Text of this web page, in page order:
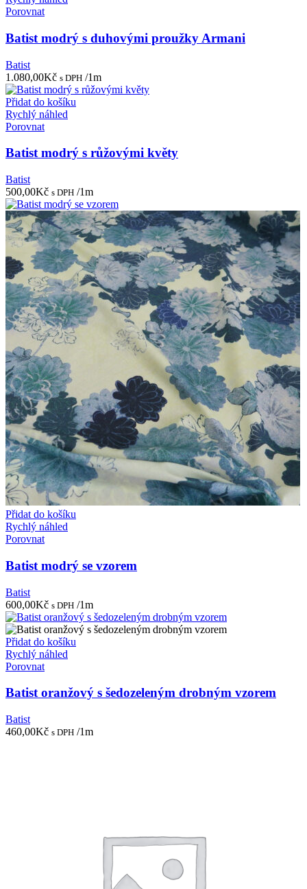
Porovnat
Batist modrý s duhovými proužky Armani
Batist
1.080,00Kč s DPH /1m
Přidat do košíku
Rychlý náhled
Porovnat
Batist modrý s růžovými květy
Batist
500,00Kč s DPH /1m
Přidat do košíku
Rychlý náhled
Porovnat
Batist modrý se vzorem
Batist
600,00Kč s DPH /1m
Přidat do košíku
Rychlý náhled
Porovnat
Batist oranžový s šedozeleným drobným vzorem
Batist
460,00Kč s DPH /1m